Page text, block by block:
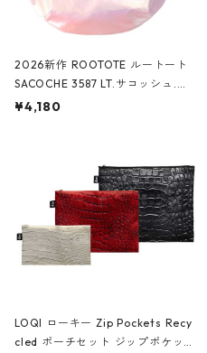
2026新作 ROOTOTE ルートート
SACOCHE 3587 LT.サコッシュ.ル
ミエ-B ショルダーバッグ グロスピ
¥4,180
LOQI ローキー Zip Pockets Recy
cled ポーチセット ジップポケット